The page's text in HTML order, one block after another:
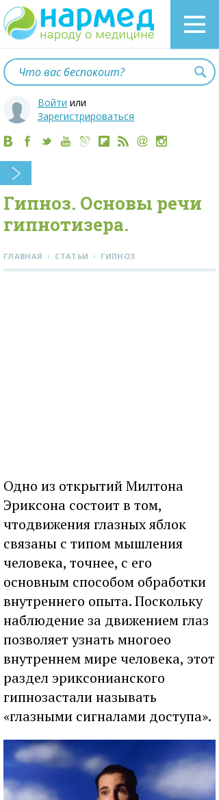
Войти или
Зарегистрироваться
Гипноз. Основы речи
гипнотизера.
ГЛАВНАЯ › СТАТЬИ › ГИПНОЗ
Одно из открытий Милтона
Эриксона состоит в том,
чтодвижения глазных яблок
связаны с типом мышления
человека, точнее, с его
основным способом обработки
внутреннего опыта. Поскольку
наблюдение за движением глаз
позволяет узнать многоео
внутреннем мире человека, этот
раздел эриксонианского
гипнозастали называть
«глазными сигналами доступа».